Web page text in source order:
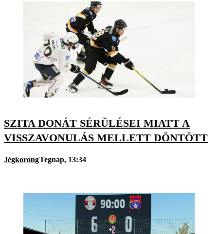
SZITA DONÁT SÉRÜLÉSEI MIATT A
VISSZAVONULÁS MELLETT DÖNTÖTT
JégkorongTegnap, 13:34